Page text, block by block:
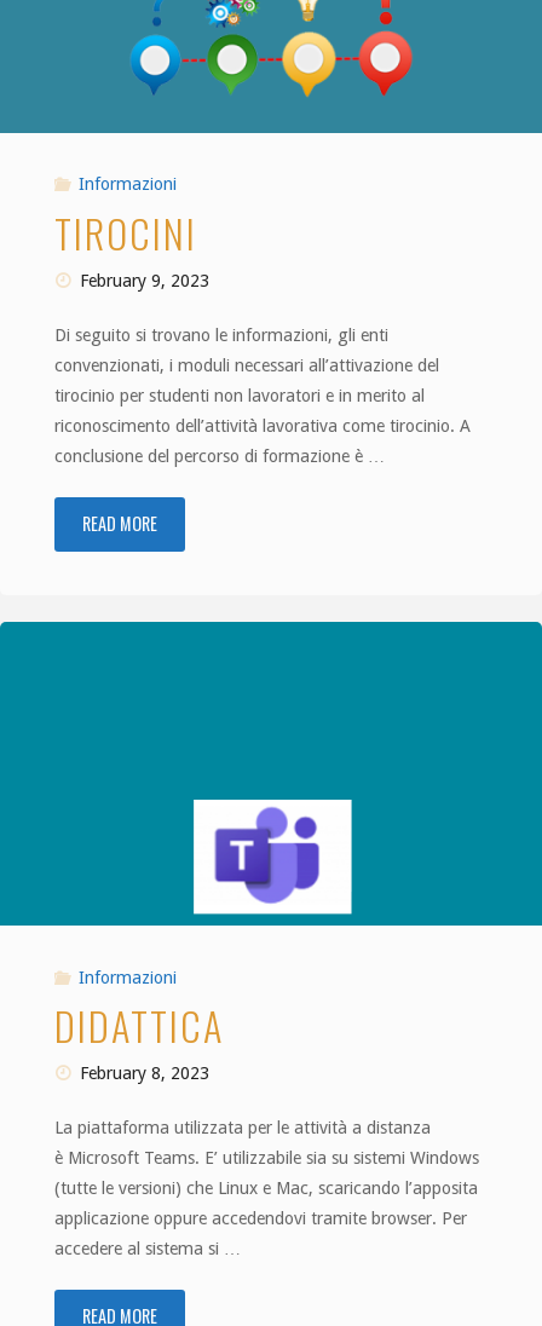
Informazioni
TIROCINI
February 9, 2023
Di seguito si trovano le informazioni, gli enti
convenzionati, i moduli necessari all’attivazione del
tirocinio per studenti non lavoratori e in merito al
riconoscimento dell’attività lavorativa come tirocinio. A
conclusione del percorso di formazione è …
READ MORE"Tirocini"
Informazioni
DIDATTICA
February 8, 2023
La piattaforma utilizzata per le attività a distanza
è Microsoft Teams. E’ utilizzabile sia su sistemi Windows
(tutte le versioni) che Linux e Mac, scaricando l’apposita
applicazione oppure accedendovi tramite browser. Per
accedere al sistema si …
READ MORE"Didattica"